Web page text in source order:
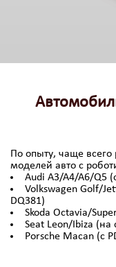
По опыту, чаще
моделей авто с
Audi A3/A4/A6/Q5
Volkswagen Golf/
DQ381)
Skoda Octavia/
Seat Leon/Ibiza (на
Porsche Macan (с